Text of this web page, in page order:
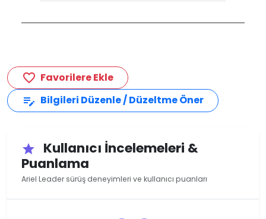
favorite_border Favorilere Ekle
edit_note Bilgileri Düzenle / Düzeltme Öner
star
Kullanıcı İncelemeleri &
Puanlama
Ariel Leader sürüş deneyimleri ve kullanıcı puanları